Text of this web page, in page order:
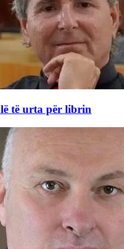
të urta për librin